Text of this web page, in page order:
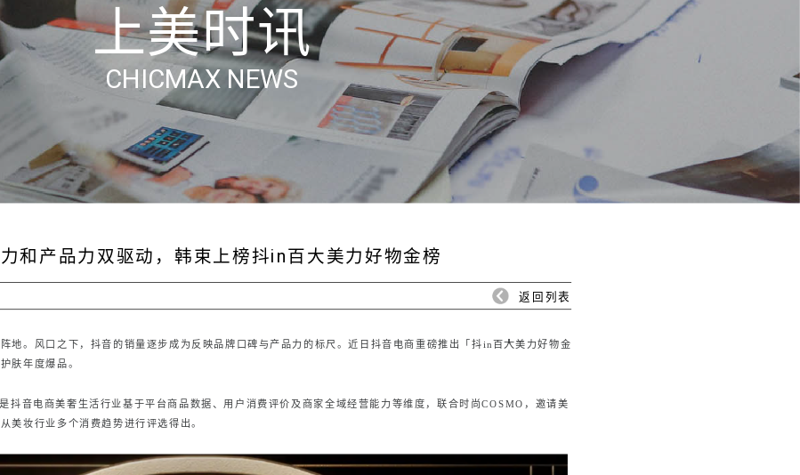
上美时讯
CHICMAX NEWS
和产品力双驱动，韩束上榜抖in百大美力好物金榜
返回列表
地。风口之下，抖音的销量逐步成为反映品牌口碑与产品力的标尺。近日抖音电商重磅推出「抖in百大美力好物金
肤年度爆品。
抖音电商美奢生活行业基于平台商品数据、用户消费评价及商家全域经营能力等维度，联合时尚COSMO，邀请美
美妆行业多个消费趋势进行评选得出。